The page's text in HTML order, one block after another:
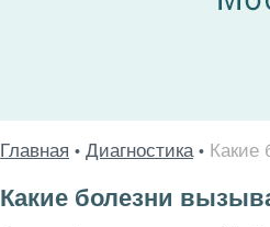
Главная • Диагностика • Какие
Какие болезни